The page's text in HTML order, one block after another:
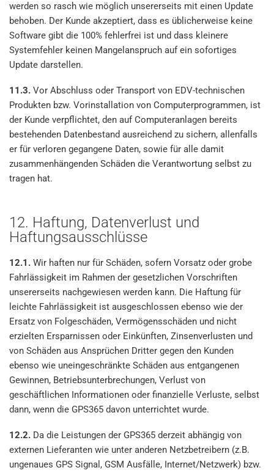
werden so rasch wie möglich unsererseits mit einen Update
behoben. Der Kunde akzeptiert, dass es üblicherweise keine
Software gibt die 100% fehlerfrei ist und dass kleinere
Systemfehler keinen Mangelanspruch auf ein sofortiges
Update darstellen.
11.3. Vor Abschluss oder Transport von EDV-technischen
Produkten bzw. Vorinstallation von Computerprogrammen, ist
der Kunde verpflichtet, den auf Computeranlagen bereits
bestehenden Datenbestand ausreichend zu sichern, allenfalls
er für verloren gegangene Daten, sowie für alle damit
zusammenhängenden Schäden die Verantwortung selbst zu
tragen hat.
12. Haftung, Datenverlust und
Haftungsausschlüsse
12.1. Wir haften nur für Schäden, sofern Vorsatz oder grobe
Fahrlässigkeit im Rahmen der gesetzlichen Vorschriften
unsererseits nachgewiesen werden kann. Die Haftung für
leichte Fahrlässigkeit ist ausgeschlossen ebenso wie der
Ersatz von Folgeschäden, Vermögensschäden und nicht
erzielten Ersparnissen oder Einkünften, Zinsenverlusten und
von Schäden aus Ansprüchen Dritter gegen den Kunden
ebenso wie uneingeschränkte Schäden aus entgangenen
Gewinnen, Betriebsunterbrechungen, Verlust von
geschäftlichen Informationen oder finanzielle Verluste, selbst
dann, wenn die GPS365 davon unterrichtet wurde.
12.2. Da die Leistungen der GPS365 derzeit abhängig von
externen Lieferanten wie unter anderen Netzbetreibern (z.B.
ungenaues GPS Signal, GSM Ausfälle, Internet/Netzwerk) bzw.